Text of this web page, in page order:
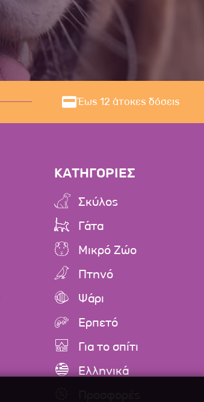
Έως 12 άτοκες δόσεις
ΚΑΤΗΓΟΡΙΕΣ
Σκύλος
Γάτα
Μικρό Ζώο
Πτηνό
Ψάρι
Ερπετό
Για το σπίτι
Ελληνικά